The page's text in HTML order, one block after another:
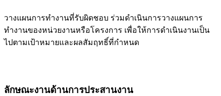
วางแผนการทำงานที่รับผิดชอบ ร่วมดำเนินการวางแผนการ
ทำงานของหน่วยงานหรือโครงการ เพื่อให้การดำเนินงานเป็น
ไปตามเป้าหมายและผลสัมฤทธิ์ที่กำหนด
ลักษณะงานด้านการประสานงาน